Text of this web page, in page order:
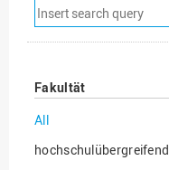
Remove
search
filter
Fakultät
All
hochschulübergreifend